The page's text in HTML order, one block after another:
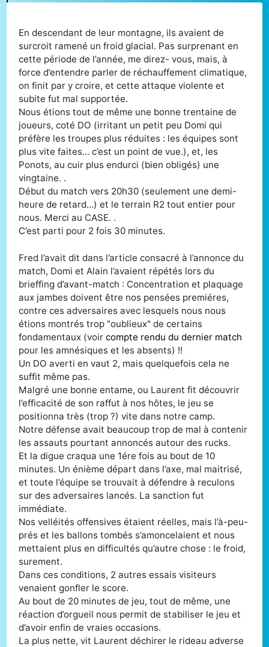
En descendant de leur montagne, ils avaient de
surcroit ramené un froid glacial. Pas surprenant en
cette période de l’année, me direz- vous, mais, à
force d’entendre parler de réchauffement climatique,
on finit par y croire, et cette attaque violente et
subite fut mal supportée.
Nous étions tout de même une bonne trentaine de
joueurs, coté DO (irritant un petit peu Domi qui
préfère les troupes plus réduites : les équipes sont
plus vite faites… c’est un point de vue.), et, les
Ponots, au cuir plus endurci (bien obligés) une
vingtaine. .
Début du match vers 20h30 (seulement une demi-
heure de retard…) et le terrain R2 tout entier pour
nous. Merci au CASE. .
C’est parti pour 2 fois 30 minutes.
Fred l’avait dit dans l’article consacré à l’annonce du
match, Domi et Alain l’avaient répétés lors du
brieffing d’avant-match : Concentration et plaquage
aux jambes doivent être nos pensées premiéres,
contre ces adversaires avec lesquels nous nous
étions montrés trop "oublieux" de certains
fondamentaux (voircompte rendu du dernier match
pour les amnésiques et les absents) !!
Un DO averti en vaut 2, mais quelquefois cela ne
suffit même pas.
Malgré une bonne entame, ou Laurent fit découvrir
l’efficacité de son raffut à nos hôtes, le jeu se
positionna très (trop ?) vite dans notre camp.
Notre défense avait beaucoup trop de mal à contenir
les assauts pourtant annoncés autour des rucks.
Et la digue craqua une 1ére fois au bout de 10
minutes. Un énième départ dans l’axe, mal maitrisé,
et toute l’équipe se trouvait à défendre à reculons
sur des adversaires lancés. La sanction fut
immédiate.
Nos velléités offensives étaient réelles, mais l’à-peu-
prés et les ballons tombés s’amoncelaient et nous
mettaient plus en difficultés qu’autre chose : le froid,
surement.
Dans ces conditions, 2 autres essais visiteurs
venaient gonfler le score.
Au bout de 20 minutes de jeu, tout de même, une
réaction d’orgueil nous permit de stabiliser le jeu et
d’avoir enfin de vraies occasions.
La plus nette, vit Laurent déchirer le rideau adverse